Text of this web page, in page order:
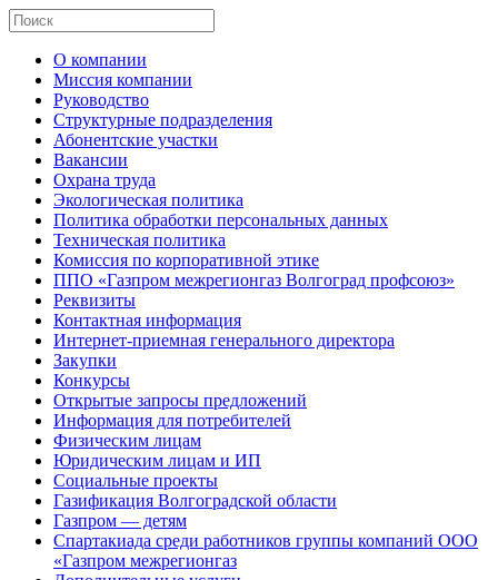
О компании
Миссия компании
Руководство
Структурные подразделения
Абонентские участки
Вакансии
Охрана труда
Экологическая политика
Политика обработки персональных данных
Техническая политика
Комиссия по корпоративной этике
ППО «Газпром межрегионгаз Волгоград профсоюз»
Реквизиты
Контактная информация
Интернет-приемная генерального директора
Закупки
Конкурсы
Открытые запросы предложений
Информация для потребителей
Физическим лицам
Юридическим лицам и ИП
Социальные проекты
Газификация Волгоградской области
Газпром — детям
Спартакиада среди работников группы компаний ООО
«Газпром межрегионгаз